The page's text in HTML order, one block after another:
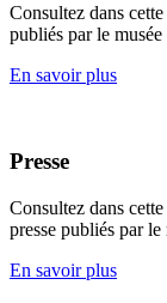
Consultez dans
publiés par le
En savoir plus
Presse
Consultez dans
presse publiés par le
En savoir plus